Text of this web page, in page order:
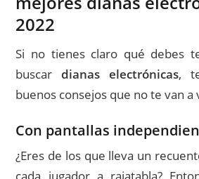
2022
Si no tienes claro qué debes
buscardianas electrónicas,
buenos consejos que no te van a
Con pantallas
¿Eres de los que lleva un
cada jugador a rajatabla?